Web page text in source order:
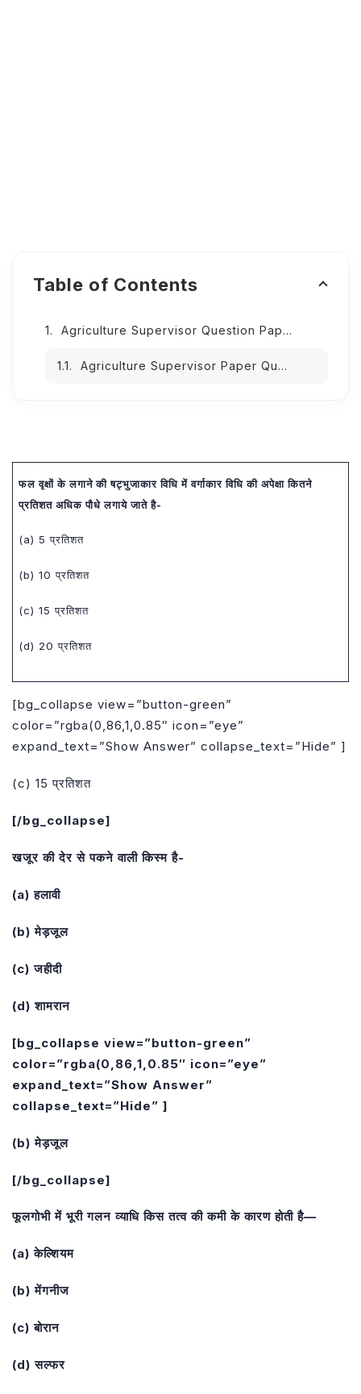
Table of Contents
Agriculture Supervisor Question Paper 2015 PDF Download
Agriculture Supervisor Paper Question & Answer:-
फल वृक्षों के लगाने की षट्भुजाकार विधि में वर्गाकार विधि की अपेक्षा कितने
प्रतिशत अधिक पौधे लगाये जाते है-
(a) 5 प्रतिशत
(b) 10 प्रतिशत
(c) 15 प्रतिशत
(d) 20 प्रतिशत
[bg_collapse view=”button-green”
color=”rgba(0,86,1,0.85″ icon=”eye”
expand_text=”Show Answer” collapse_text=”Hide” ]
(c) 15 प्रतिशत
[/bg_collapse]
खजूर की देर से पकने वाली किस्म है-
(a) हलावी
(b) मेड़जूल
(c) जहीदी
(d) शामरान
[bg_collapse view=”button-green”
color=”rgba(0,86,1,0.85″ icon=”eye”
expand_text=”Show Answer”
collapse_text=”Hide” ]
(b) मेड़जूल
[/bg_collapse]
फूलगोभी में भूरी गलन व्याधि किस तत्व की कमी के कारण होती है—
(a) केल्शियम
(b) मेंगनीज
(c) बोरान
(d) सल्फर